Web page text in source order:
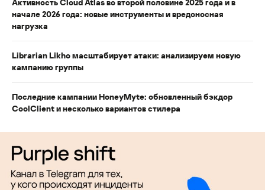
Активность Cloud Atlas во второй половине 2025 года и в
начале 2026 года: новые инструменты и вредоносная
нагрузка
Librarian Likho масштабирует атаки: анализируем новую
кампанию группы
Последние кампании HoneyMyte: обновленный бэкдор
CoolClient и несколько вариантов стилера